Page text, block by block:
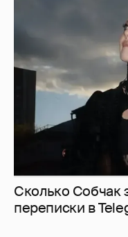
Сколько Собчак
перeписки в